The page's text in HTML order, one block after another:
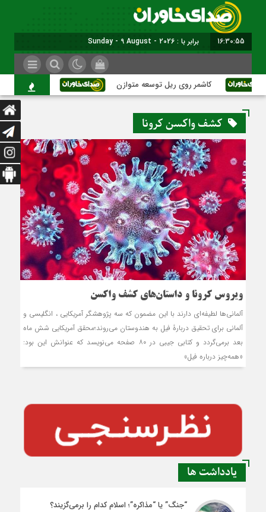
16:30:56 برابر با : Sunday - 9 August - 2026
کاشمر روی ریل توسعه متوازن کاشمر؛ عبور از
کشف واکسن کرونا
ویروس کرونا و داستان‌های کشف واکسن
آلمانی‌ها لطیفه‌ای دارند با این مضمون که سه پژوهشگر آمریکایی ، انگلیسی و
آلمانی برای تحقیق دربارۀ فیل به هندوستان می‌روند؛محقق آمریکایی شش ماه
بعد برمی‌گردد و کتابی جیبی در ۸۰ صفحه می‌نویسد که عنوانش این بود:
«همه‌چیز درباره فیل»
یادداشت ها
“جنگ” یا “مذاکره”؛ اسلام کدام را برمی‌گزیند؟